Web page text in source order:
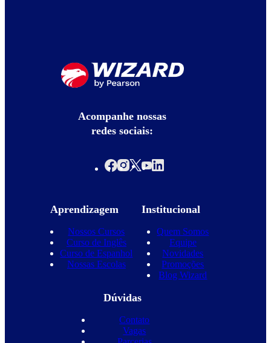
Acompanhe nossas
redes sociais:
Aprendizagem
Nossos Cursos
Curso de Inglês
Curso de Espanhol
Nossas Escolas
Institucional
Quem Somos
Equipe
Novidades
Promoções
Blog Wizard
Dúvidas
Contato
Vagas